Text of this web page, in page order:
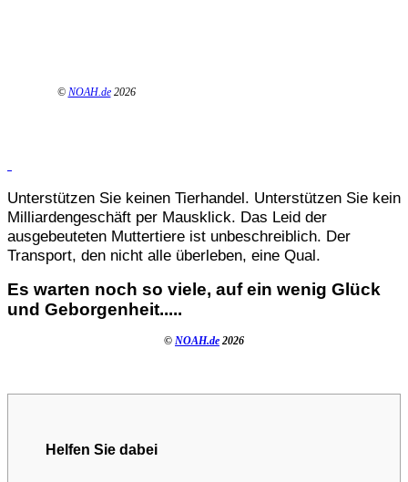
© NOAH.de 2026
Unterstützen Sie keinen Tierhandel. Unterstützen Sie kein
Milliardengeschäft per Mausklick. Das Leid der
ausgebeuteten Muttertiere ist unbeschreiblich. Der
Transport, den nicht alle überleben, eine Qual.
Es warten noch so viele, auf ein wenig Glück
und Geborgenheit.....
© NOAH.de 2026
Helfen Sie dabei